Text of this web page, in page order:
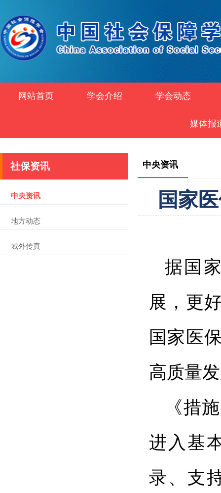
网站首页 学会介绍 学会动态
媒体报
社保资讯
中央资讯
地方动态
域外传真
中央资讯
国家
据国
展，更
国家医
高质量
《措
进入基
录、支